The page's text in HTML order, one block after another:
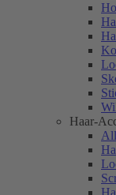
Haar-